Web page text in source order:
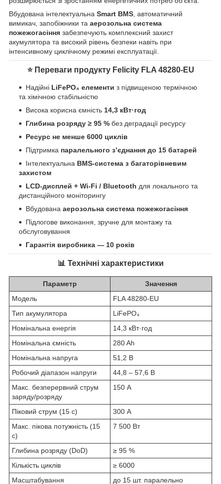
Вбудована інтелектуальна Smart BMS, автоматичний
вимикач, запобіжники та аерозольна система
пожежогасіння забезпечують комплексний захист
акумулятора та високий рівень безпеки навіть при
інтенсивному циклічному режимі експлуатації.
⭐ Переваги продукту Felicity FLA 48280-EU
Надійні LiFePO₄ елементи з підвищеною термічною
та хімічною стабільністю
Висока корисна ємність 14,3 кВт·год
Глибина розряду ≥ 95 % без деградації ресурсу
Ресурс не менше 6000 циклів
Підтримка паралельного з’єднання до 15 батарей
Інтелектуальна BMS-система з багаторівневим
захистом
LCD-дисплей + Wi-Fi / Bluetooth для локального та
дистанційного моніторингу
Вбудована аерозольна система пожежогасіння
Підлогове виконання, зручне для монтажу та
обслуговування
Гарантія виробника — 10 років
📊 Технічні характеристики
Параметр
Значення
Модель
FLA 48280-EU
Тип акумулятора
LiFePO₄
Номінальна енергія
14,3 кВт·год
Номінальна ємність
280 Ah
Номінальна напруга
51,2 В
Робочий діапазон напруги
44,8 – 57,6 В
Макс. безперервний струм
заряду/розряду
150 А
Піковий струм (15 с)
300 А
Макс. пікова потужність (15
с)
7 500 Вт
Глибина розряду (DoD)
≥ 95 %
Кількість циклів
≥ 6000
Масштабування
до 15 шт. паралельно